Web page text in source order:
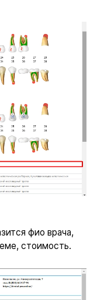
фио врача,
стоимость.